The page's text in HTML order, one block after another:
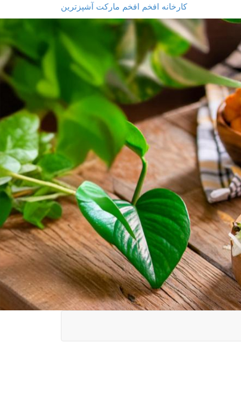
کارخانه افخم افخم مارکت آشپزترین